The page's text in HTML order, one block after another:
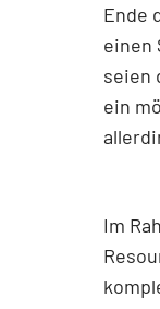
Ende
einen
seien
ein
Im